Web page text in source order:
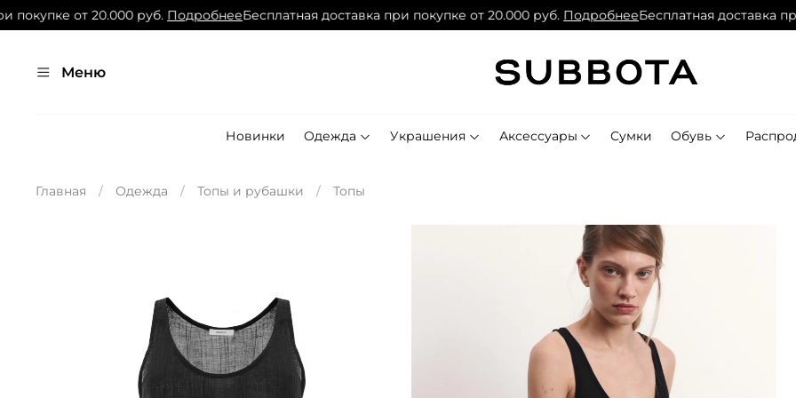
от 20.000 руб.ПодробнееБесплатная доставка при покупке от 20.000 руб.ПодробнееБесплатная доставка
Меню
Новинки Одежда Украшения Аксессуары Сумки Обувь
Главная Одежда Топы и рубашки Топы